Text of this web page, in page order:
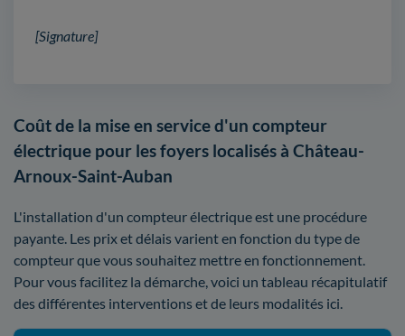
[Signature]
Coût de la mise en service d'un compteur
électrique pour les foyers localisés à Château-
Arnoux-Saint-Auban
L'installation d'un compteur électrique est une procédure
payante. Les prix et délais varient en fonction du type de
compteur que vous souhaitez mettre en fonctionnement.
Pour vous facilitez la démarche, voici un tableau récapitulatif
des différentes interventions et de leurs modalités ici.